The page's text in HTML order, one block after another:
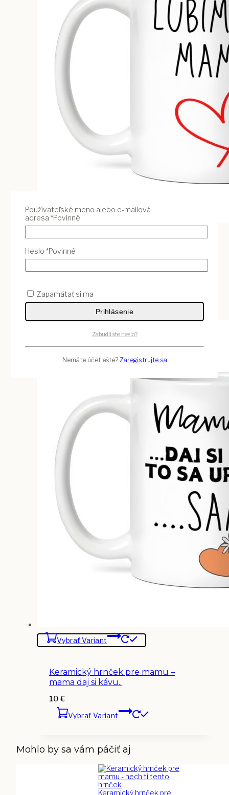
Vybrať Variant
Vybrať Variant
Vybrať Variant
Keramický hrnček pre mamu –
mama daj si kávu..
10€
Vybrať Variant
Mohlo by sa vám páčiť aj
Keramický hrnček pre
Používateľské meno alebo e-mailová
adresa *Povinné
Heslo *Povinné
Zapamätať si ma
Prihlásenie
Zabudli ste heslo?
Nemáte účet ešte? Zaregistrujte sa